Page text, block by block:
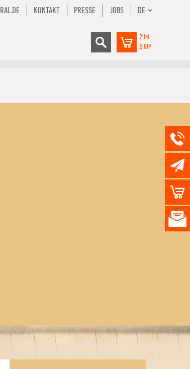
RAL.DE KONTAKT PRESSE JOBS DE
ZUM
SHOP